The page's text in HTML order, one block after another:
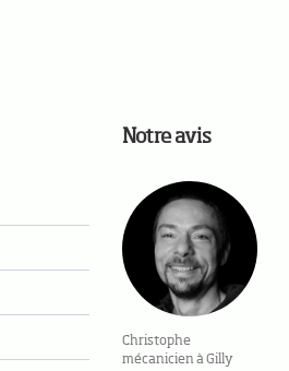
Notre avis
Christophe
mécanicien à Gilly